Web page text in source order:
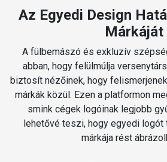
Az Egyedi Design
Márkáját
A fülbemászó és exkluzív
abban, hogy felülmúlja
biztosít nézőinek, hogy
márkák közül. Ezen a platformon
smink cégek logóinak legjobb
lehetővé teszi, hogy egyedi logót
márkája rést